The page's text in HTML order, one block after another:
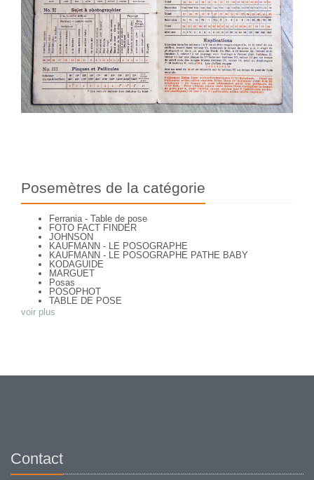
Posemètres de la catégorie
Ferrania - Table de pose
FOTO FACT FINDER
JOHNSON
KAUFMANN - LE POSOGRAPHE
KAUFMANN - LE POSOGRAPHE PATHE BABY
KODAGUIDE
MARGUET
Posas
POSOPHOT
TABLE DE POSE
voir plus
Contact